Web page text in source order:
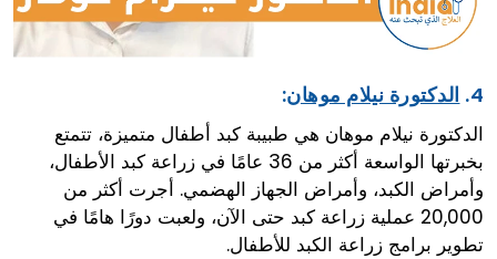
4. الدكتورة نيلام موهان:
الدكتورة نيلام موهان هي طبيبة كبد أطفال متميزة، تتمتع
بخبرتها الواسعة أكثر من 36 عامًا في زراعة كبد الأطفال،
وأمراض الكبد، وأمراض الجهاز الهضمي. أجرت أكثر من
20,000 عملية زراعة كبد حتى الآن، ولعبت دورًا هامًا في
تطوير برامج زراعة الكبد للأطفال.